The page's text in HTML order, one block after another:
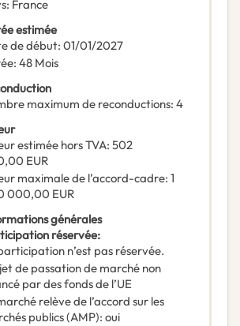
: France
estimée
de début: 01/01/2027
: 48 Mois
maximum de reconductions: 4
estimée hors TVA: 502
EUR
maximale de l’accord-cadre: 1
000,00 EUR
générales
réservée:
n’est pas réservée.
de passation de marché non
par des fonds de l’UE
relève de l’accord sur les
publics (AMP): oui